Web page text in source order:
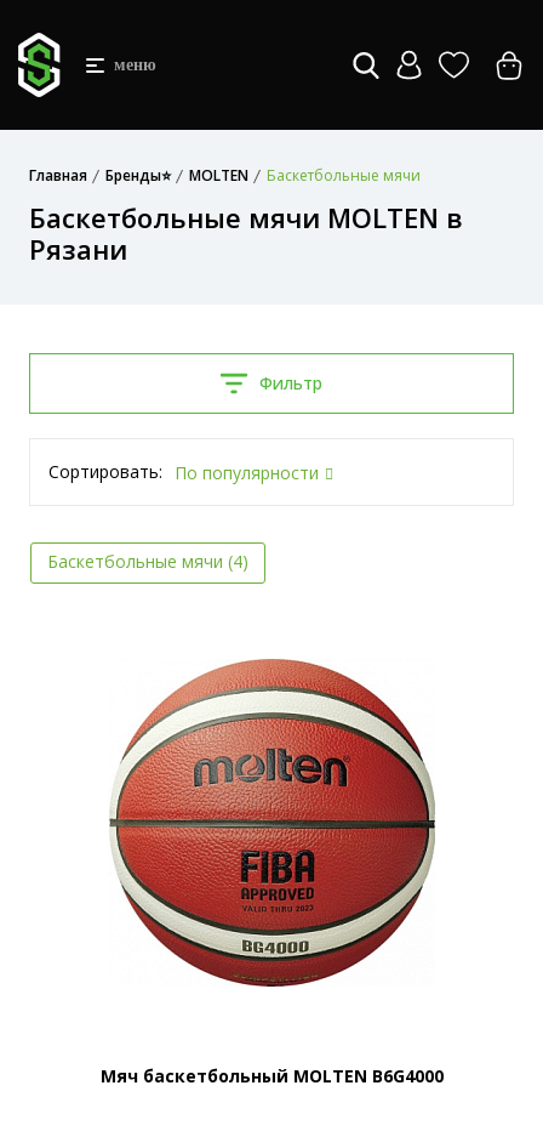
меню
Главная Бренды⭐ MOLTEN Баскетбольные мячи
Баскетбольные мячи MOLTEN в
Рязани
Фильтр
Сортировать: По популярности
Баскетбольные мячи (4)
Мяч баскетбольный MOLTEN B6G4000